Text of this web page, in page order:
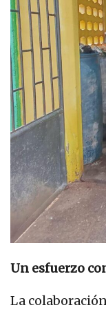
Un esfuerzo
La